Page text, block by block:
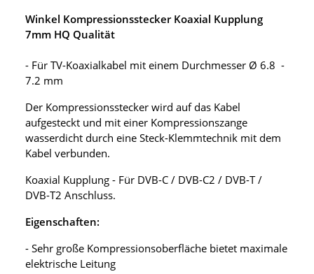
Winkel Kompressionsstecker Koaxial Kupplung
7mm HQ Qualität
- Für TV-Koaxialkabel mit einem Durchmesser Ø 6.8 -
7.2 mm
Der Kompressionsstecker wird auf das Kabel
aufgesteckt und mit einer Kompressionszange
wasserdicht durch eine Steck-Klemmtechnik mit dem
Kabel verbunden.
Koaxial Kupplung - Für DVB-C / DVB-C2 / DVB-T /
DVB-T2 Anschluss.
Eigenschaften:
- Sehr große Kompressionsoberfläche bietet maximale
elektrische Leitung